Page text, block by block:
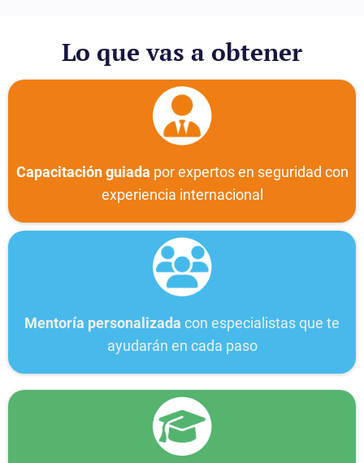
Lo que vas a obtener
Capacitación guiada por expertos en seguridad con
experiencia internacional
Mentoría personalizada con especialistas que te
ayudarán en cada paso